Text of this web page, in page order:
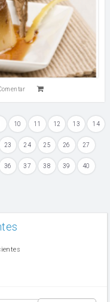
10 11 12 13 14
23 24 25 26 27
36 37 38 39 40